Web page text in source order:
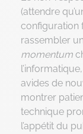
(attendre
configuration
rassembler
momentum
avides de
montrer
technique
l’appétit du